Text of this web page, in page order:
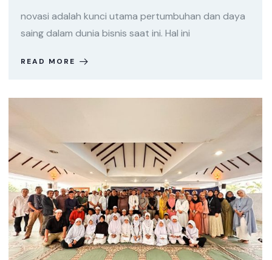
novasi adalah kunci utama pertumbuhan dan daya
saing dalam dunia bisnis saat ini. Hal ini
READ MORE